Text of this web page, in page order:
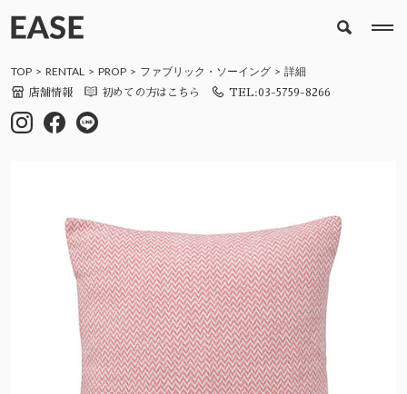
TOP RENTAL PROP ファブリック・ソーイング 詳細
店舗情報 初めての方はこちら TEL:03-5759-8266